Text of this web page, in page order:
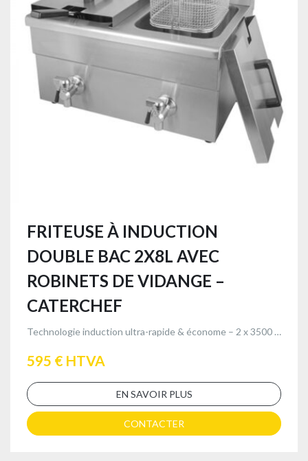
FRITEUSE À INDUCTION
DOUBLE BAC 2X8L AVEC
ROBINETS DE VIDANGE –
CATERCHEF
Technologie induction ultra-rapide & économe – 2 x 3500 W avec robinets de vidange
595 € HTVA
EN SAVOIR PLUS
CONTACTER